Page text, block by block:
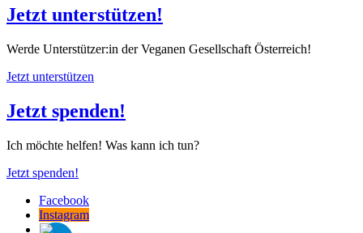
Jetzt unterstützen!
Werde Unterstützer:in der Veganen Gesellschaft Österreich!
Jetzt unterstützen
Jetzt spenden!
Ich möchte helfen! Was kann ich tun?
Jetzt spenden!
Facebook
Instagram